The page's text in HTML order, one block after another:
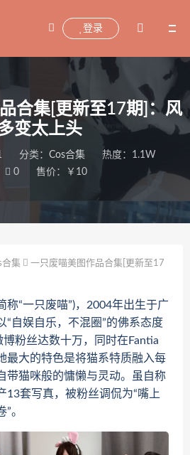
登录
合集[更新至17期]：风
变太上头
分类： Cos合集
热度：1.1W
0 售价：￥10
合集
一只废喵美图作品合集[更新至17
“一只废喵”)，2004年出生于广
“自娱自乐，不混圈”的佛系态度
粉丝达数十万，同时在Fantia
最大的特色是将猫系特质融入每
带猫咪般的慵懒与灵动。虽自称
13套写真，被粉丝调侃为“嘴上
。